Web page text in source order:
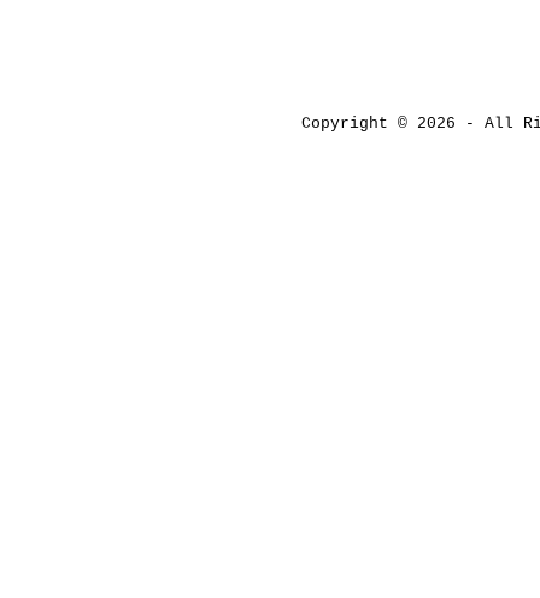
Copyright © 2026 - All